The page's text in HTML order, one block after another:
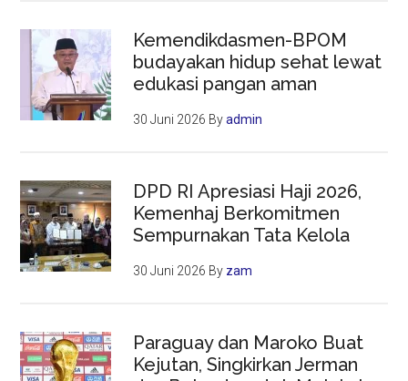
Kemendikdasmen-BPOM
budayakan hidup sehat lewat
edukasi pangan aman
30 Juni 2026 Byadmin
DPD RI Apresiasi Haji 2026,
Kemenhaj Berkomitmen
Sempurnakan Tata Kelola
30 Juni 2026 By zam
Paraguay dan Maroko Buat
Kejutan, Singkirkan Jerman